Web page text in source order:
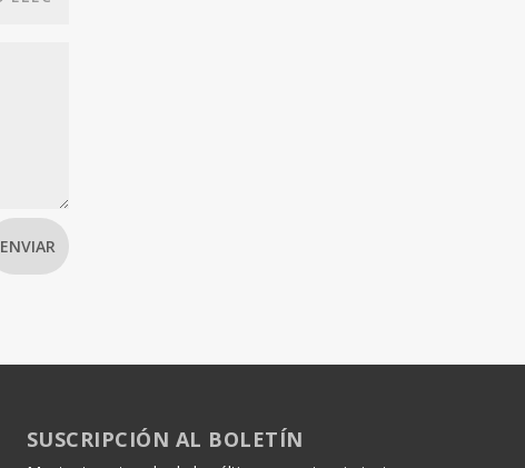
ENVIAR
SUSCRIPCIÓN AL BOLETÍN